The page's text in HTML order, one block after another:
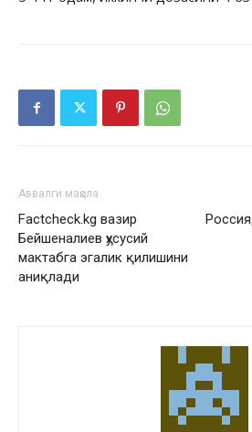
Аввалги мақола
Factcheck.kg вазир
Бейшеналиев ҳусусий
мактабга эгалик қилишини
аниқлади